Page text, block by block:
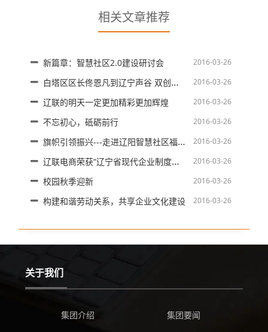
相关文章推荐
2016-03-26
新篇章：智慧社区2.0建设研讨会
2016-03-26
白塔区区长佟恩凡到辽宁声谷 双创孵化基地考察指导
2016-03-26
辽联的明天一定更加精彩更加辉煌
2016-03-26
不忘初心，砥砺前行
2016-03-26
旗帜引领振兴---走进辽阳智慧社区福民社区智慧厅
2016-03-26
辽联电商荣获“辽宁省现代企业制度示范企业”荣誉称号
2016-03-26
校园秋季迎新
2016-03-26
构建和谐劳动关系，共享企业文化建设
关于我们
集团介绍
集团要闻